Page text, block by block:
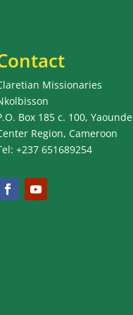
Missionaries
Box 185 c. 100, Yaounde
Region, Cameroon
+237 651689254